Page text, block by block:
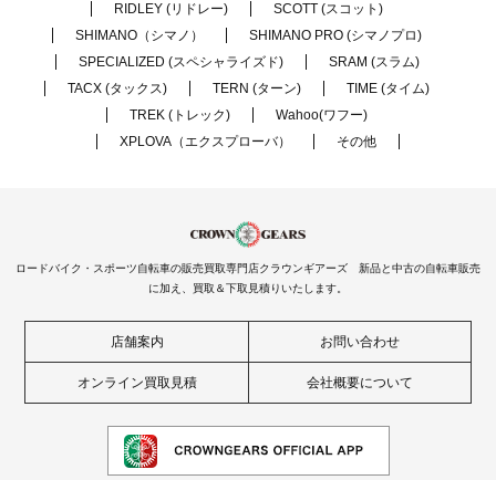
RIDLEY (リドレー)
SCOTT (スコット)
SHIMANO（シマノ）
SHIMANO PRO (シマノプロ)
SPECIALIZED (スペシャライズド)
SRAM (スラム)
TACX (タックス)
TERN (ターン)
TIME (タイム)
TREK (トレック)
Wahoo(ワフー)
XPLOVA（エクスプローバ）
その他
ロードバイク・スポーツ自転車の販売買取専門店クラウンギアーズ 新品と中古の自転車販売
に加え、買取＆下取見積りいたします。
店舗案内 お問い合わせ
オンライン買取見積 会社概要について